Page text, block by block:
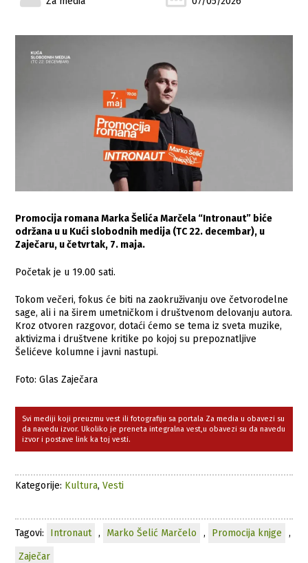
Promocija romana Marka Šelića Marčela “Intronaut” biće
održana u u Kući slobodnih medija (TC 22. decembar), u
Zaječaru, u četvrtak, 7. maja.
Početak je u 19.00 sati.
Tokom večeri, fokus će biti na zaokruživanju ove četvorodelne
sage, ali i na širem umetničkom i društvenom delovanju autora.
Kroz otvoren razgovor, dotaći ćemo se tema iz sveta muzike,
aktivizma i društvene kritike po kojoj su prepoznatljive
Šelićeve kolumne i javni nastupi.
Foto: Glas Zaječara
Svi mediji koji preuzmu vest ili fotografiju sa portala Za media u obavezi su
da navedu izvor. Ukoliko je preneta integralna vest,u obavezi su da navedu
izvor i postave link ka toj vesti.
Kategorije: Kultura,Vesti
Tagovi: Intronaut , Marko Šelić Marčelo , Promocija knjge
,
Zaječar